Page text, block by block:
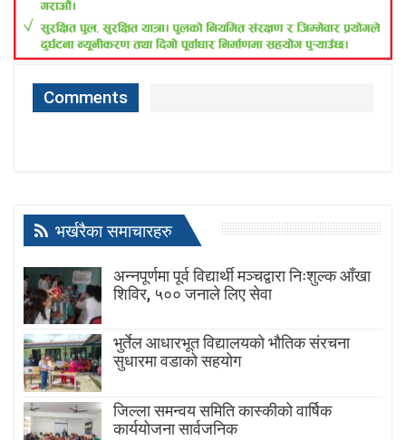
Comments
भर्खरैका समाचारहरु
अन्नपूर्णमा पूर्व विद्यार्थी मञ्चद्वारा निःशुल्क आँखा
शिविर, ५०० जनाले लिए सेवा
भुर्तेल आधारभूत विद्यालयको भौतिक संरचना
सुधारमा वडाको सहयोग
जिल्ला समन्वय समिति कास्कीको वार्षिक
कार्ययोजना सार्वजनिक